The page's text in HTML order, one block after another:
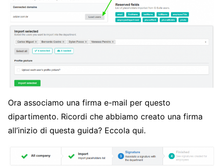
Ora associamo una firma e-mail per questo
dipartimento. Ricordi che abbiamo creato una firma
all’inizio di questa guida? Eccola qui.